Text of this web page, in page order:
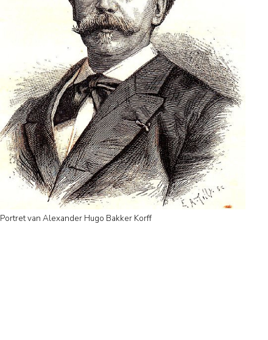
Portret van Alexander Hugo Bakker Korff